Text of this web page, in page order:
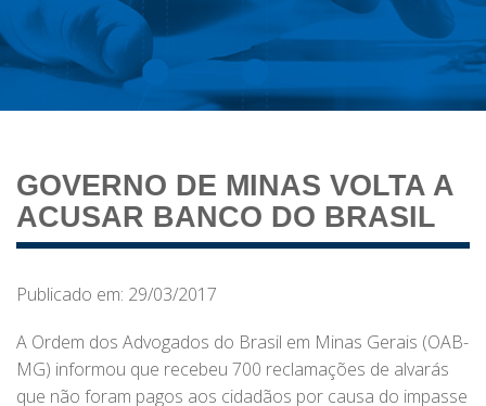
GOVERNO DE MINAS VOLTA A
ACUSAR BANCO DO BRASIL
Publicado em: 29/03/2017
A Ordem dos Advogados do Brasil em Minas Gerais (OAB-
MG) informou que recebeu 700 reclamações de alvarás
que não foram pagos aos cidadãos por causa do impasse